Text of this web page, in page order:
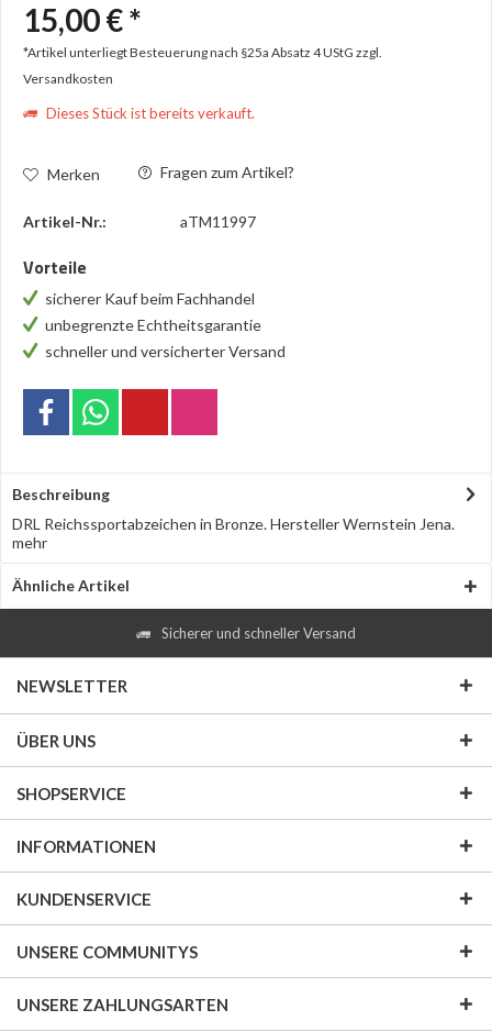
15,00 € *
*Artikel unterliegt Besteuerung nach §25a Absatz 4 UStG zzgl.
Versandkosten
Dieses Stück ist bereits verkauft.
Merken Fragen zum Artikel?
Artikel-Nr.: aTM11997
Vorteile
sicherer Kauf beim Fachhandel
unbegrenzte Echtheitsgarantie
schneller und versicherter Versand
Beschreibung
DRL Reichssportabzeichen in Bronze. Hersteller Wernstein Jena.
mehr
Ähnliche Artikel
Sicherer und schneller Versand
NEWSLETTER
ÜBER UNS
SHOPSERVICE
INFORMATIONEN
KUNDENSERVICE
UNSERE COMMUNITYS
UNSERE ZAHLUNGSARTEN